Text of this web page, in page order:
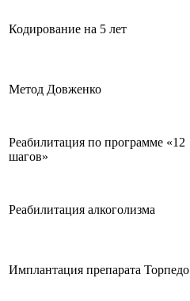
Кодирование на 5 лет
Метод Довженко
Реабилитация по программе «12
шагов»
Реабилитация алкоголизма
Имплантация препарата Торпедо